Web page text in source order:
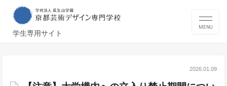
学生専用サイト
MENU
2026.01.09